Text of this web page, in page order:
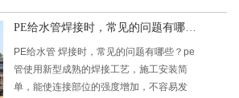
PE给水管焊接时，常见的问题有哪些？
PE给水管 焊接时，常见的问题有哪些？pe
管使用新型成熟的焊接工艺，施工安装简
单，能使连接部位的强度增加，不容易发